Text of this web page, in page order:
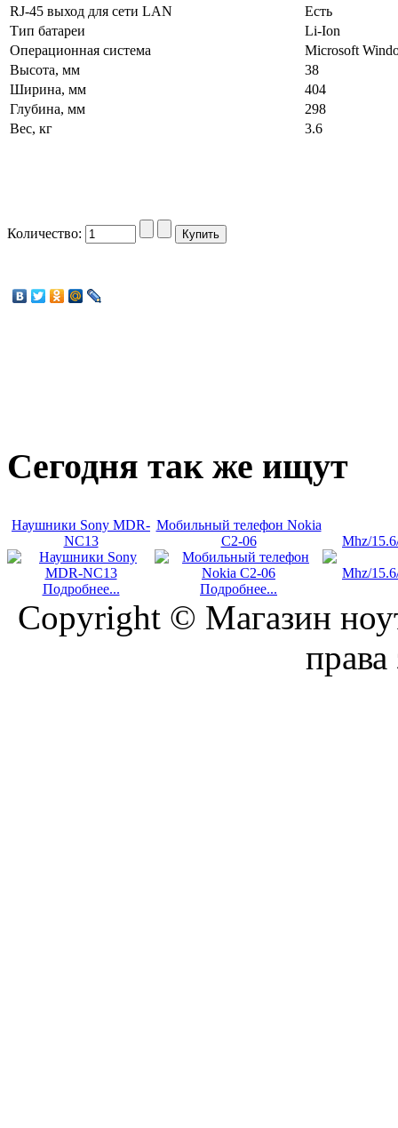
RJ-45 выход для сети LAN
Есть
Тип батареи
Li-Ion
Операционная система
Microsoft
Высота, мм
38
Ширина, мм
404
Глубина, мм
298
Вес, кг
3.6
Количество:
Сегодня так же ищут
Наушники Sony MDR-
NC13
Подробнее...
Мобильный телефон Nokia
C2-06
Подробнее...
Mhz/
Copyright © Магазин